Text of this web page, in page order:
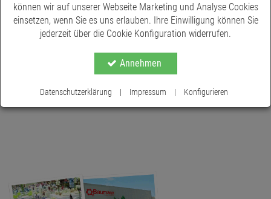
können wir auf unserer Webseite Marketing und Analyse Cookies
einsetzen, wenn Sie es uns erlauben. Ihre Einwilligung können Sie
jederzeit über die Cookie Konfiguration widerrufen.
Annehmen
Datenschutzerklärung | Impressum | Konfigurieren